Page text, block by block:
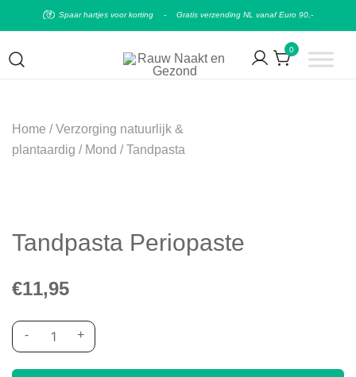
Spaar hartjes voor korting - Gratis verzending NL vanaf Euro 90,-
0
Home /Verzorging natuurlijk &
plantaardig / Mond /Tandpasta
Tandpasta Periopaste
€11,95
- +